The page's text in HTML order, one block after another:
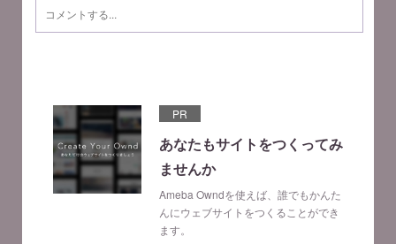
PR
あなたもサイトをつくってみ
ませんか
Ameba Owndを使えば、誰でもかんた
んにウェブサイトをつくることができ
ます。